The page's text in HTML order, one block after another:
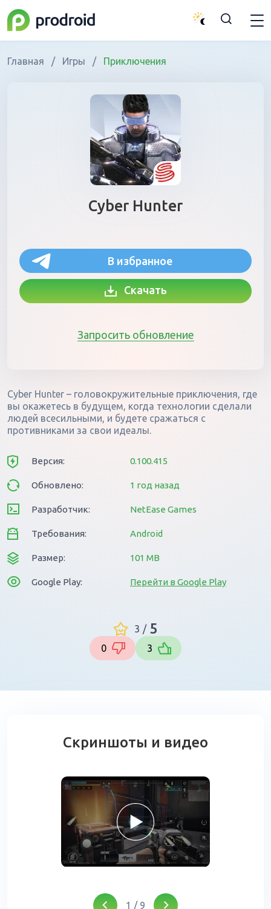
Главная / Игры / Приключения
Cyber Hunter
В избранное
Скачать
Запросить обновление
Cyber Hunter – головокружительные приключения, где
вы окажетесь в будущем, когда технологии сделали
людей всесильными, и будете сражаться с
противниками за свои идеалы.
Версия: 0.100.415
Обновлено: 1 год назад
Разработчик: NetEase Games
Требования: Android
Размер: 101 MB
Google Play: Перейти в Google Play
3 / 5
0 3
Скриншоты и видео
1 / 9